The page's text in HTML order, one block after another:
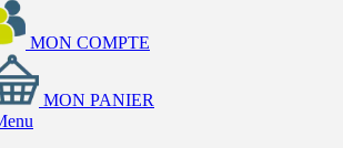
MON COMPTE
MON PANIER